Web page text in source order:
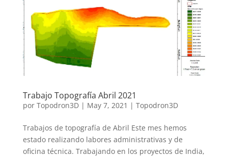
Trabajo Topografía Abril 2021
por Topodron3D| May 7, 2021 | Topodron3D
Trabajos de topografía de Abril Este mes hemos
estado realizando labores administrativas y de
oficina técnica. Trabajando en los proyectos de India,